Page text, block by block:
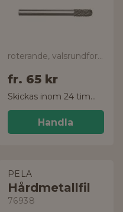
roterande, valsrundformad
fr. 65 kr
Skickas inom 24 timmar!
Handla
PELA
Hårdmetallfil
76938